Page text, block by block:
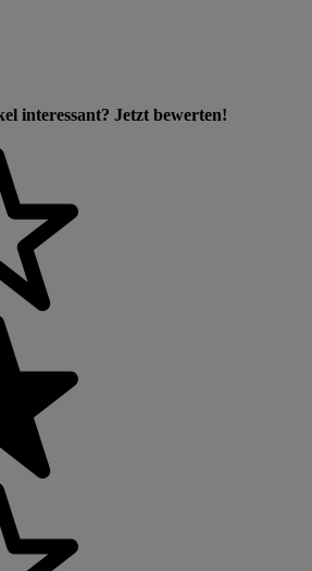
interessant? Jetzt bewerten!